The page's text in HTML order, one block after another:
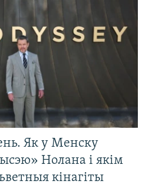
Як у Менску
Нолана і якім
кінагіты